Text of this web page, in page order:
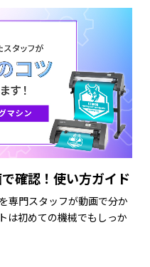
確認！使い方ガイド
専門スタッフが動画で分か
は初めての機械でもしっか